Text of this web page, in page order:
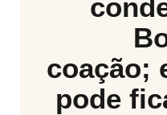
coação;
pode